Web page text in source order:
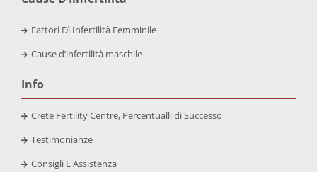
Fattori Dì Infertilità Femminile
Cause d’infertilità maschile
Info
Crete Fertility Centre, Percentualli di Successo
Testimonianze
Consigli E Assistenza